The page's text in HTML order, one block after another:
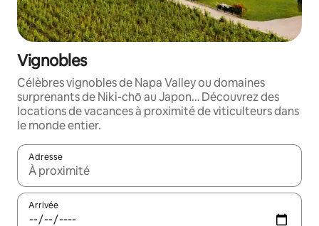
Vignobles
Célèbres vignobles de Napa Valley ou domaines
surprenants de Niki-chō au Japon… Découvrez des
locations de vacances à proximité de viticulteurs dans
le monde entier.
Adresse
Lorsque les résultats s'affichent, utilisez les flèches vers le
Arrivée